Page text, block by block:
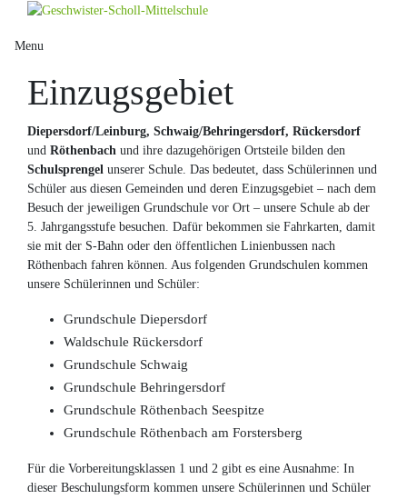
content
Menu
Einzugsgebiet
Diepersdorf/Leinburg, Schwaig/Behringersdorf, Rückersdorf
und Röthenbach und ihre dazugehörigen Ortsteile bilden den
Schulsprengel unserer Schule. Das bedeutet, dass Schülerinnen und
Schüler aus diesen Gemeinden und deren Einzugsgebiet – nach dem
Besuch der jeweiligen Grundschule vor Ort – unsere Schule ab der
5. Jahrgangsstufe besuchen. Dafür bekommen sie Fahrkarten, damit
sie mit der S-Bahn oder den öffentlichen Linienbussen nach
Röthenbach fahren können. Aus folgenden Grundschulen kommen
unsere Schülerinnen und Schüler:
Grundschule Diepersdorf
Waldschule Rückersdorf
Grundschule Schwaig
Grundschule Behringersdorf
Grundschule Röthenbach Seespitze
Grundschule Röthenbach am Forstersberg
Für die Vorbereitungsklassen 1 und 2 gibt es eine Ausnahme: In
dieser Beschulungsform kommen unsere Schülerinnen und Schüler